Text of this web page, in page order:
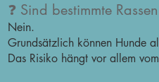
❓ Sind bestimmte
Nein.
Grundsätzlich können Hunde
Das Risiko hängt vor allem